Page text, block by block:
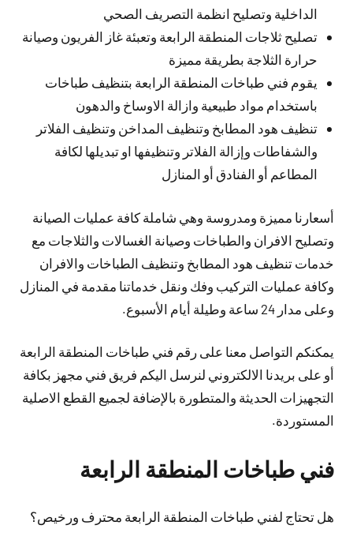
الداخلية وتصليح انظمة التصريف الصحي
تصليح ثلاجات المنطقة الرابعة وتعبئة غاز الفريون وصيانة
حرارة الثلاجة بطريقة مميزة
يقوم فني طباخات المنطقة الرابعة بتنظيف طباخات
باستخدام مواد طبيعية وازالة الاوساخ والدهون
تنظيف هود المطابخ وتنظيف المداخن وتنظيف الفلاتر
والشفاطات وإزالة الفلاتر وتنظيفها او تبديلها لكافة
المطاعم أو الفنادق أو المنازل
أسعارنا مميزة ومدروسة وهي شاملة كافة عمليات الصيانة
وتصليح الافران والطباخات وصيانة الغسالات والثلاجات مع
خدمات تنظيف هود المطابخ وتنظيف الطباخات والافران
وكافة عمليات التركيب وفك ونقل خدماتنا مقدمة في المنازل
وعلى مدار 24 ساعة وطيلة أيام الأسبوع.
يمكنكم التواصل معنا على رقم فني طباخات المنطقة الرابعة
أو على بريدنا الالكتروني لنرسل اليكم فريق فني مجهز بكافة
التجهيزات الحديثة والمتطورة بالإضافة لجميع القطع الاصلية
المستوردة.
فني طباخات المنطقة الرابعة
هل تحتاج لفني طباخات المنطقة الرابعة محترف ورخيص؟